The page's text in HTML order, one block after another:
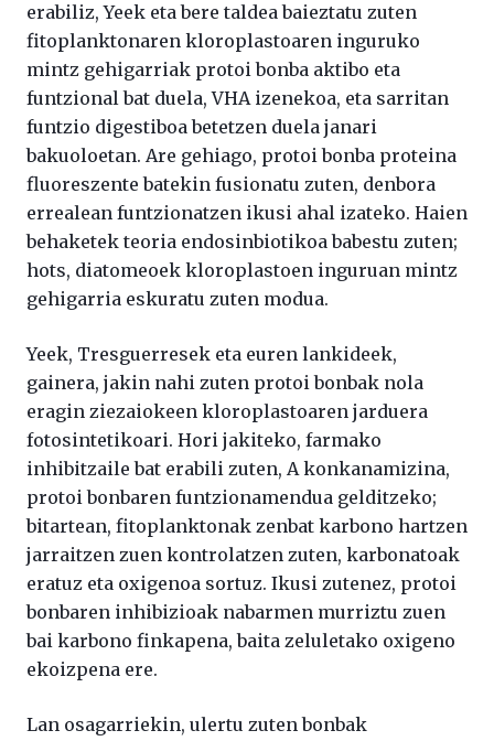
erabiliz, Yeek eta bere taldea baieztatu zuten
fitoplanktonaren kloroplastoaren inguruko
mintz gehigarriak protoi bonba aktibo eta
funtzional bat duela, VHA izenekoa, eta sarritan
funtzio digestiboa betetzen duela janari
bakuoloetan. Are gehiago, protoi bonba proteina
fluoreszente batekin fusionatu zuten, denbora
errealean funtzionatzen ikusi ahal izateko. Haien
behaketek teoria endosinbiotikoa babestu zuten;
hots, diatomeoek kloroplastoen inguruan mintz
gehigarria eskuratu zuten modua.
Yeek, Tresguerresek eta euren lankideek,
gainera, jakin nahi zuten protoi bonbak nola
eragin ziezaiokeen kloroplastoaren jarduera
fotosintetikoari. Hori jakiteko, farmako
inhibitzaile bat erabili zuten, A konkanamizina,
protoi bonbaren funtzionamendua gelditzeko;
bitartean, fitoplanktonak zenbat karbono hartzen
jarraitzen zuen kontrolatzen zuten, karbonatoak
eratuz eta oxigenoa sortuz. Ikusi zutenez, protoi
bonbaren inhibizioak nabarmen murriztu zuen
bai karbono finkapena, baita zeluletako oxigeno
ekoizpena ere.
Lan osagarriekin, ulertu zuten bonbak